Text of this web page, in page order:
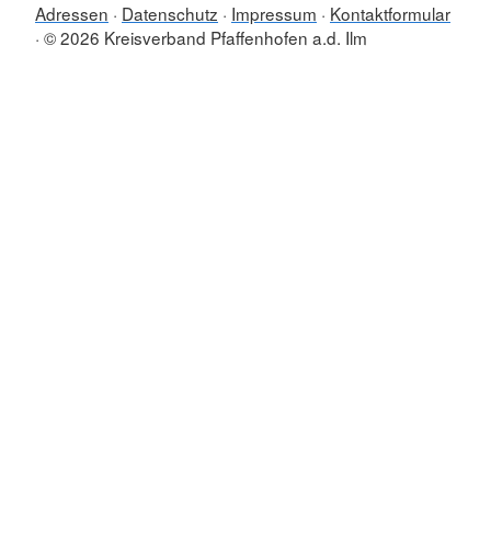
Adressen Datenschutz Impressum
Kontaktformular
© 2026 Kreisverband Pfaffenhofen a.d. Ilm